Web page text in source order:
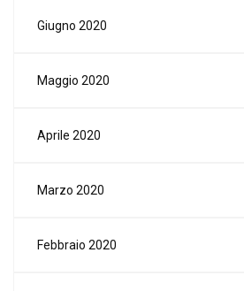
Giugno 2020
Maggio 2020
Aprile 2020
Marzo 2020
Febbraio 2020